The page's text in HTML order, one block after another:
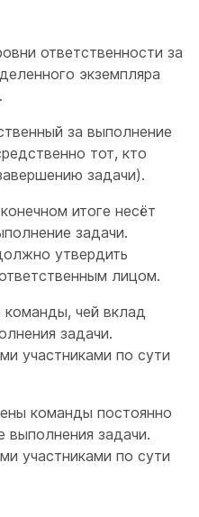
ответственности за
экземпляра
за выполнение
тот, кто
задачи).
итоге несёт
задачи.
утвердить
лицом.
чей вклад
задачи.
участниками по сути
команды постоянно
задачи.
участниками по сути